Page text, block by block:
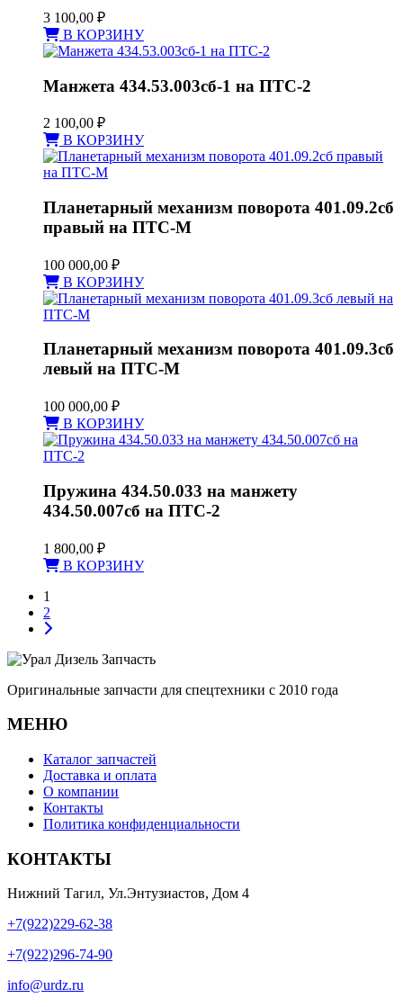
3 100,00 ₽
В КОРЗИНУ
Манжета 434.53.003сб-1 на ПТС-2
2 100,00 ₽
В КОРЗИНУ
Планетарный механизм поворота 401.09.2сб
правый на ПТС-М
100 000,00 ₽
В КОРЗИНУ
Планетарный механизм поворота 401.09.3сб
левый на ПТС-М
100 000,00 ₽
В КОРЗИНУ
Пружина 434.50.033 на манжету
434.50.007сб на ПТС-2
1 800,00 ₽
В КОРЗИНУ
1
2
Оригинальные запчасти для спецтехники с 2010 года
МЕНЮ
Каталог запчастей
Доставка и оплата
О компании
Контакты
Политика конфиденциальности
КОНТАКТЫ
Нижний Тагил, Ул.Энтузиастов, Дом 4
+7(922)229-62-38
+7(922)296-74-90
info@urdz.ru